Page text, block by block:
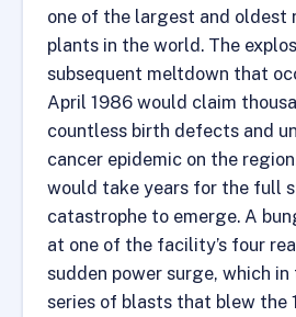
one of the largest and oldest
plants in the world. The
subsequent meltdown that
April 1986 would claim
countless birth defects and
cancer epidemic on the
would take years for the full
catastrophe to emerge. A
at one of the facility’s four
sudden power surge, which
series of blasts that blew the